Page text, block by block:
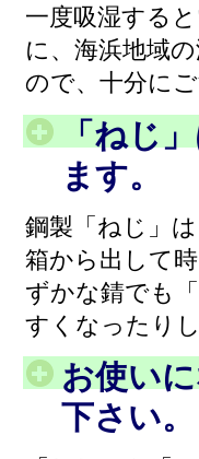
一度吸湿する
に、海浜地域
ので、十分に
「ねじ
ます。
鋼製「ねじ」
箱から出して
ずかな錆でも
すくなったり
お使い
下さい。